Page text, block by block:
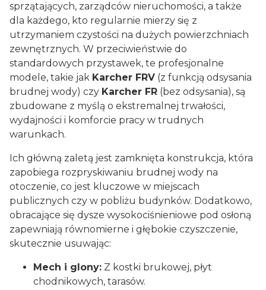
sprzątających, zarządców nieruchomości, a także
dla każdego, kto regularnie mierzy się z
utrzymaniem czystości na dużych powierzchniach
zewnętrznych. W przeciwieństwie do
standardowych przystawek, te profesjonalne
modele, takie jak Karcher FRV (z funkcją odsysania
brudnej wody) czy Karcher FR (bez odsysania), są
zbudowane z myślą o ekstremalnej trwałości,
wydajności i komforcie pracy w trudnych
warunkach.
Ich główną zaletą jest zamknięta konstrukcja, która
zapobiega rozpryskiwaniu brudnej wody na
otoczenie, co jest kluczowe w miejscach
publicznych czy w pobliżu budynków. Dodatkowo,
obracające się dysze wysokociśnieniowe pod osłoną
zapewniają równomierne i głębokie czyszczenie,
skutecznie usuwając:
Mech i glony: Z kostki brukowej, płyt
chodnikowych, tarasów.